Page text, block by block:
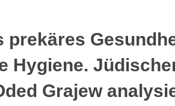
prekäres
Hygiene.
Grajew